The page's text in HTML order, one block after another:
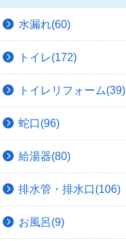
水漏れ(60)
トイレ(172)
トイレリフォーム(39)
蛇口(96)
給湯器(80)
排水管・排水口(106)
お風呂(9)